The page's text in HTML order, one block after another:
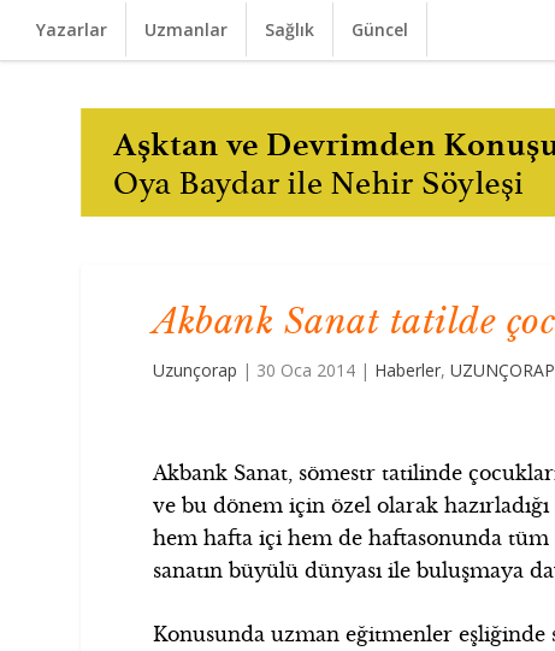
Yazarlar Uzmanlar Sağlık Güncel
Akbank Sanat tatilde
Uzunçorap | 30 Oca 2014 | Haberler,
Akbank Sanat, sömestr tatilinde
ve bu dönem için özel olarak
hem hafta içi hem de haftasonunda tüm
sanatın büyülü dünyası ile buluşmaya
Konusunda uzman eğitmenler eşliğinde